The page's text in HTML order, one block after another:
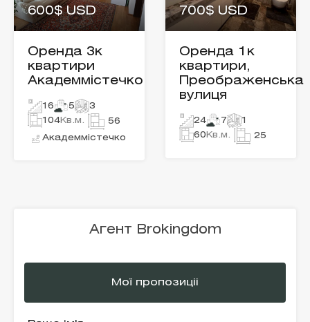
600$ USD
Оренда 3к
квартири
Академмістечко
16 5
3
104Кв.м. 56
Академмістечко
700$ USD
Оренда 1к
квартири,
Преображенська
вулиця
24 7
1
60 Кв.м. 25
Агент Brokingdom
Мої пропозиціі